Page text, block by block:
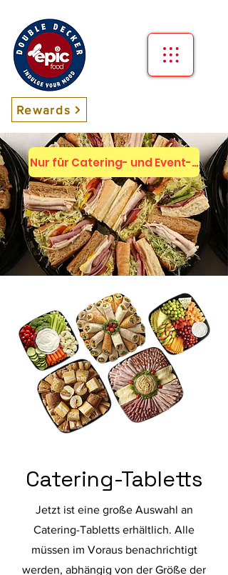
Rewards
Nur für Catering- und Event-
Catering-Tabletts
Jetzt ist eine große Auswahl an
Catering-Tabletts erhältlich. Alle
müssen im Voraus benachrichtigt
werden, abhängig von der Größe der